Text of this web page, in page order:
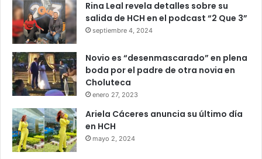
Rina Leal revela detalles sobre su
salida de HCH en el podcast “2 Que 3”
septiembre 4, 2024
Novio es “desenmascarado” en plena
boda por el padre de otra novia en
Choluteca
enero 27, 2023
Ariela Cáceres anuncia su último día
en HCH
mayo 2, 2024